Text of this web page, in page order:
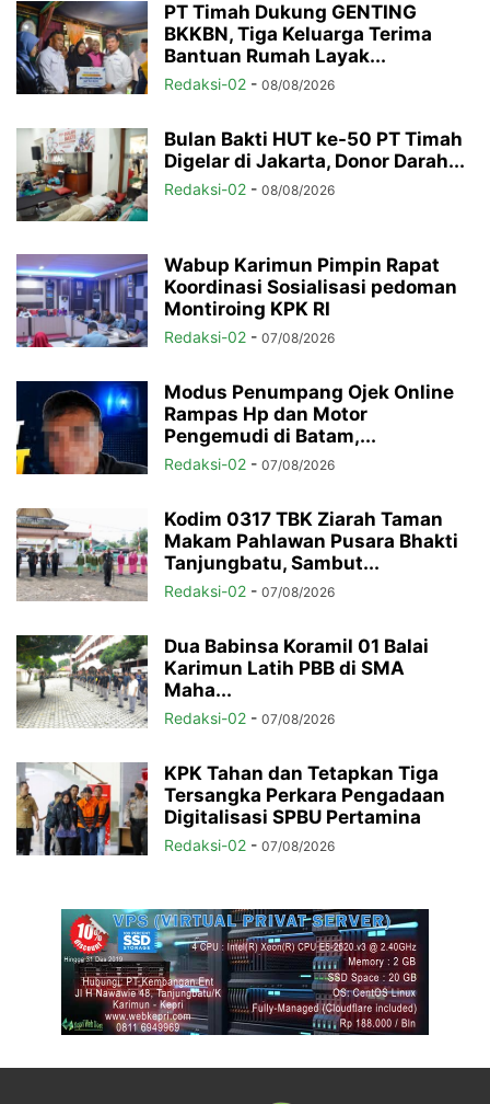
PT Timah Dukung GENTING
BKKBN, Tiga Keluarga Terima
Bantuan Rumah Layak...
Redaksi-02 - 08/08/2026
Bulan Bakti HUT ke-50 PT Timah
Digelar di Jakarta, Donor Darah...
Redaksi-02 - 08/08/2026
Wabup Karimun Pimpin Rapat
Koordinasi Sosialisasi pedoman
Montiroing KPK RI
Redaksi-02 - 07/08/2026
Modus Penumpang Ojek Online
Rampas Hp dan Motor
Pengemudi di Batam,...
Redaksi-02 - 07/08/2026
Kodim 0317 TBK Ziarah Taman
Makam Pahlawan Pusara Bhakti
Tanjungbatu, Sambut...
Redaksi-02 - 07/08/2026
Dua Babinsa Koramil 01 Balai
Karimun Latih PBB di SMA
Maha...
Redaksi-02 - 07/08/2026
KPK Tahan dan Tetapkan Tiga
Tersangka Perkara Pengadaan
Digitalisasi SPBU Pertamina
Redaksi-02 - 07/08/2026